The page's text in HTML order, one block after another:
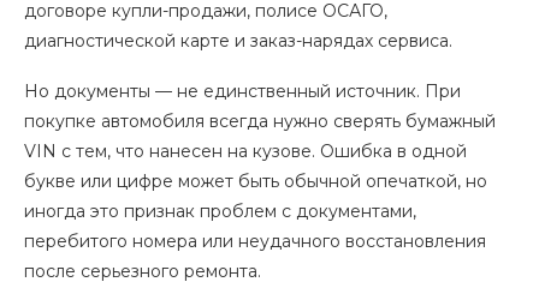
договоре купли-продажи, полисе ОСАГО,
диагностической карте и заказ-нарядах сервиса.
Но документы — не единственный источник. При
покупке автомобиля всегда нужно сверять бумажный
VIN с тем, что нанесен на кузове. Ошибка в одной
букве или цифре может быть обычной опечаткой, но
иногда это признак проблем с документами,
перебитого номера или неудачного восстановления
после серьезного ремонта.